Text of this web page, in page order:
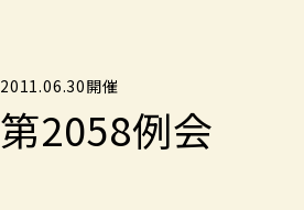
2011.06.30開催
第2058例会